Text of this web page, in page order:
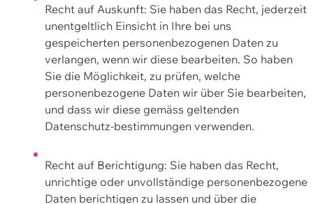
Recht auf Auskunft: Sie haben das Recht, jederzeit
unentgeltlich Einsicht in Ihre bei uns
gespeicherten personenbezogenen Daten zu
verlangen, wenn wir diese bearbeiten. So haben
Sie die Möglichkeit, zu prüfen, welche
personenbezogene Daten wir über Sie bearbeiten,
und dass wir diese gemäss geltenden
Datenschutz-bestimmungen verwenden.
Recht auf Berichtigung: Sie haben das Recht,
unrichtige oder unvollständige personenbezogene
Daten berichtigen zu lassen und über die